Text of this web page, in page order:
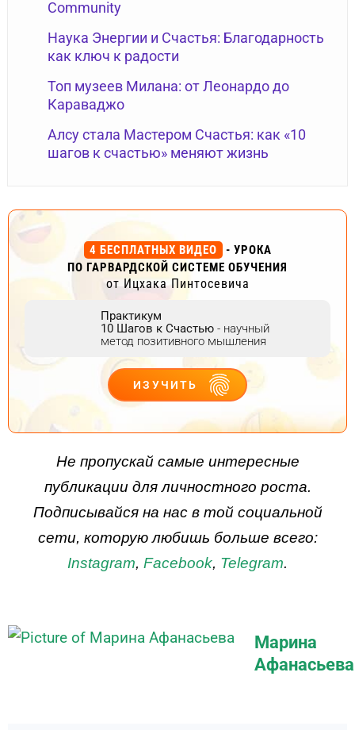
Community
Наука Энергии и Счастья: Благодарность
как ключ к радости
Топ музеев Милана: от Леонардо до
Караваджо
Алсу стала Мастером Счастья: как «10
шагов к счастью» меняют жизнь
4 БЕСПЛАТНЫХ ВИДЕО
- УРОКА
ПО ГАРВАРДСКОЙ СИСТЕМЕ ОБУЧЕНИЯ
от Ицхака Пинтосевича
Практикум
10 Шагов к Счастью - научный
метод позитивного мышления
ИЗУЧИТЬ
Не пропускай самые интересные
публикации для личностного роста.
Подписывайся на нас в той социальной
сети, которую любишь больше всего:
Instagram, Facebook, Telegram.
Марина
Афанасьева